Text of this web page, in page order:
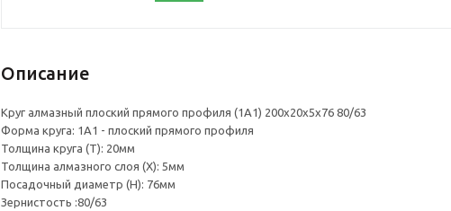
Описание
Круг алмазный плоский прямого профиля (1А1) 200х20х5х76 80/63
Форма круга: 1А1 - плоский прямого профиля
Толщина круга (T): 20мм
Толщина алмазного слоя (Х): 5мм
Посадочный диаметр (H): 76мм
Зернистость :80/63